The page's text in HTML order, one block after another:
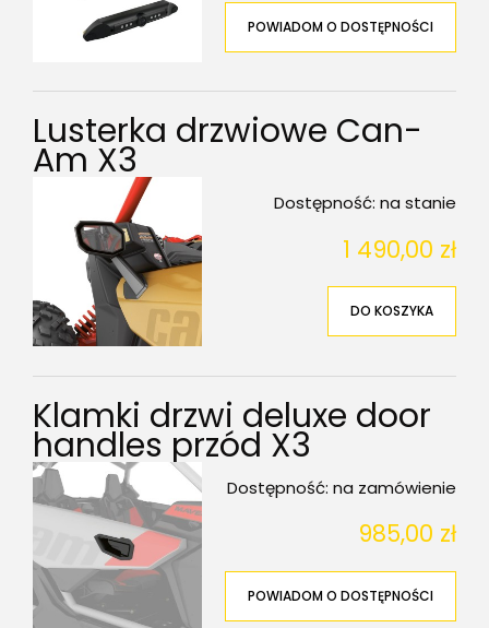
POWIADOM O DOSTĘPNOŚCI
Lusterka drzwiowe Can-
Am X3
Dostępność: na stanie
1 490,00 zł
DO KOSZYKA
Klamki drzwi deluxe door
handles przód X3
Dostępność: na zamówienie
985,00 zł
POWIADOM O DOSTĘPNOŚCI